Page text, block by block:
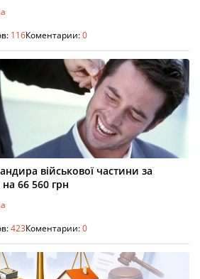
116Коментарии:0
військової частини за
66 560 грн
423Коментарии:0